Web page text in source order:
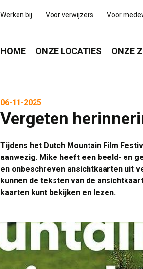
Werken bij Voor verwijzers Voor
HOME ONZE LOCATIES ONZE
06-11-2025
Vergeten
Tijdens het Dutch Mountain Film
aanwezig. Mike heeft een beeld- en
en onbeschreven ansichtkaarten uit
kunnen de teksten van de
kaarten kunt bekijken en lezen.